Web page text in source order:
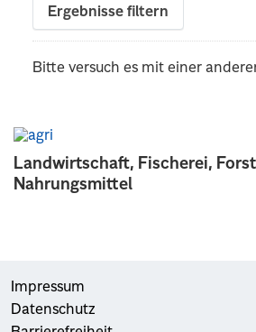
Landwirtschaft, Fischerei,
Nahrungsmittel
Ergebnisse filtern
Bitte versuch es mit einer
Impressum
Datenschutz